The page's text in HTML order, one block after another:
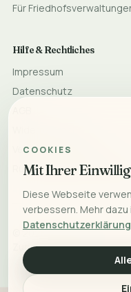
COOKIES
Mit Ihrer
Diese Webseite
verbessern. Mehr dazu
Datenschutzerklärung
Für
Hilfe & Rechtliches
Impressum
Datenschutz
Versand & Lieferung
Rücksendung &
2026Monumeo. Mit
Zurück nach oben